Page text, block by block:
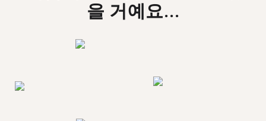
을 거예요...